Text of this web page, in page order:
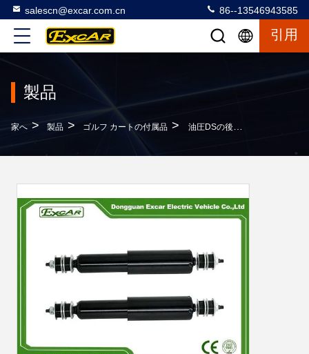
salescn@excar.com.cn 86--13546943585
引用
製品
家へ > 製品 > ゴルフ カートの付属品 > 油圧DSの後部衝撃吸収材、完全なゴルフ カートの衝撃吸収材